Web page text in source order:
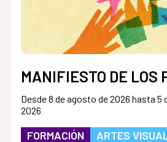
MANIFIESTO DE LOS
Desde 8 de agosto de 2026 hasta 5
2026
FORMACIÓN
ARTES